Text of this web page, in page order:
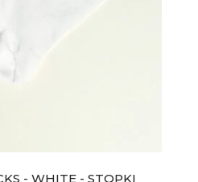
- WHITE - STOPKI